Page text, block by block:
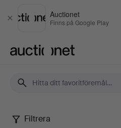
Stäng
Auctionet
Finns på Google Play
Filtrera